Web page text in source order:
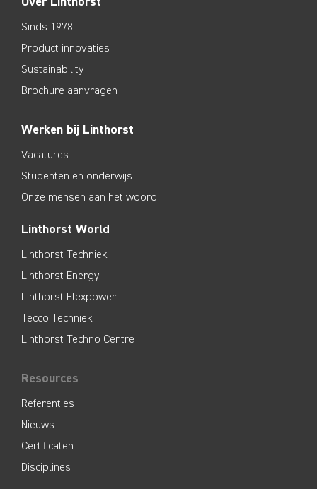
Sinds 1978
Product innovaties
Sustainability
Brochure aanvragen
Werken bij Linthorst
Vacatures
Studenten en onderwijs
Onze mensen aan het woord
Linthorst World
Linthorst Techniek
Linthorst Energy
Linthorst Flexpower
Tecco Techniek
Linthorst Techno Centre
Resources
Referenties
Nieuws
Certificaten
Disciplines